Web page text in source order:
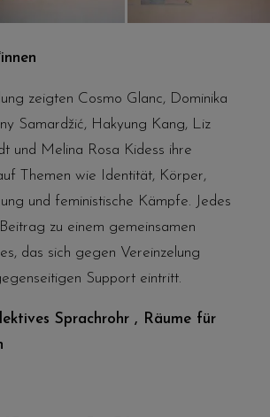
zeigten Cosmo Glanc, Dominika
Samardžić, Hakyung Kang, Liz
und Melina Rosa Kidess ihre
Themen wie Identität, Körper,
und feministische Kämpfe. Jedes
zu einem gemeinsamen
das sich gegen Vereinzelung
Support eintritt.
Sprachrohr , Räume für